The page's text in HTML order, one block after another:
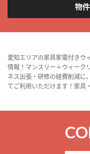
物
愛知エリアの家具家電付きウ
情報！マンスリー＋ウィーク
ネス出張・研修の経費削減に
てご利用いただけます！家具